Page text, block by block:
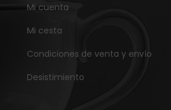
Mi cuenta
Mi cesta
Condiciones de venta y envío
Desistimiento